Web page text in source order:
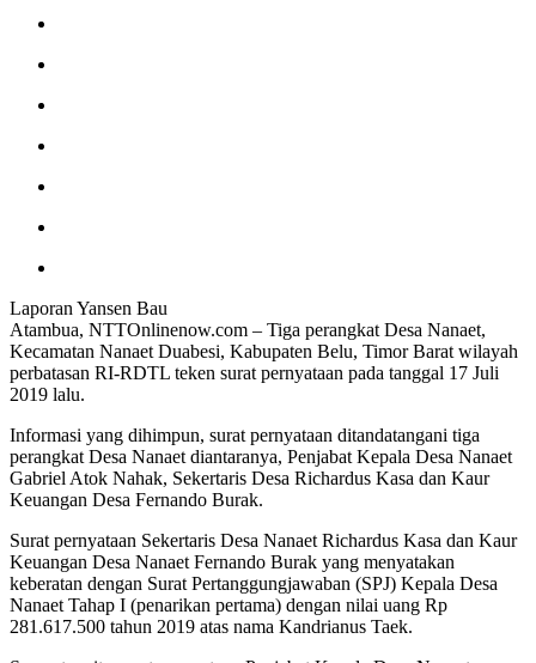
Laporan Yansen Bau
Atambua, NTTOnlinenow.com – Tiga perangkat Desa Nanaet,
Kecamatan Nanaet Duabesi, Kabupaten Belu, Timor Barat wilayah
perbatasan RI-RDTL teken surat pernyataan pada tanggal 17 Juli
2019 lalu.
Informasi yang dihimpun, surat pernyataan ditandatangani tiga
perangkat Desa Nanaet diantaranya, Penjabat Kepala Desa Nanaet
Gabriel Atok Nahak, Sekertaris Desa Richardus Kasa dan Kaur
Keuangan Desa Fernando Burak.
Surat pernyataan Sekertaris Desa Nanaet Richardus Kasa dan Kaur
Keuangan Desa Nanaet Fernando Burak yang menyatakan
keberatan dengan Surat Pertanggungjawaban (SPJ) Kepala Desa
Nanaet Tahap I (penarikan pertama) dengan nilai uang Rp
281.617.500 tahun 2019 atas nama Kandrianus Taek.